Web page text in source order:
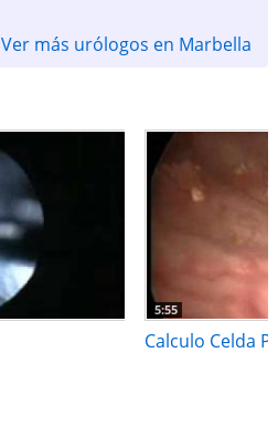
Ver más urólogos en Marbella
5:55
Calculo Celda